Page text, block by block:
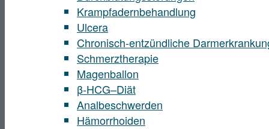
Krampfadernbehandlung
Ulcera
Chronisch-entzündliche
Schmerztherapie
Magenballon
β-HCG–Diät
Analbeschwerden
Hämorrhoiden